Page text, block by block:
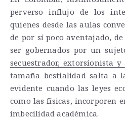
perverso influjo de los
quienes desde las aulas
de por sí poco aventajado,
ser gobernados por un
secuestrador, extorsionista y
tamaña bestialidad salta a
evidente cuando las leyes
como las físicas, incorporen
imbecilidad académica.